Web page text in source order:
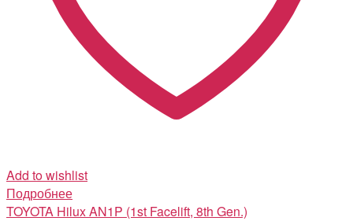
Add to wishlist
Подробнее
TOYOTA Hilux AN1P (1st Facelift, 8th Gen.)